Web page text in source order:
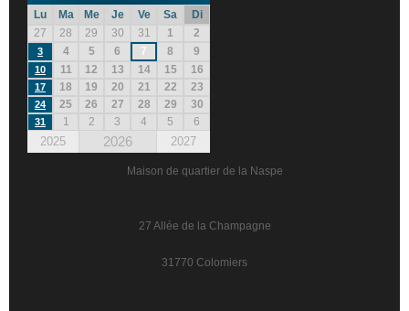
Lu Ma Me Je Ve Sa
Di
27
28 29 30 31 1 2
3 4 5 6 7 8 9
10 11 12 13 14 15 16
17 18 19 20 21 22 23
24 25 26 27 28 29 30
31 1 2 3 4 5 6
2025 2026 2027
Maison de quartier de la Naspe
27 Allée de la Champagne
31770 Colomiers